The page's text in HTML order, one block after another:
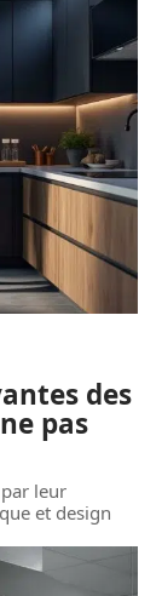
des
pas
leur
et design